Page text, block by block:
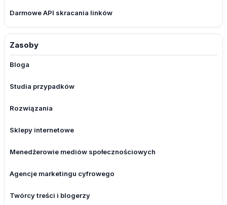
Darmowe API skracania linków
Zasoby
Bloga
Studia przypadków
Rozwiązania
Sklepy internetowe
Menedżerowie mediów społecznościowych
Agencje marketingu cyfrowego
Twórcy treści i blogerzy